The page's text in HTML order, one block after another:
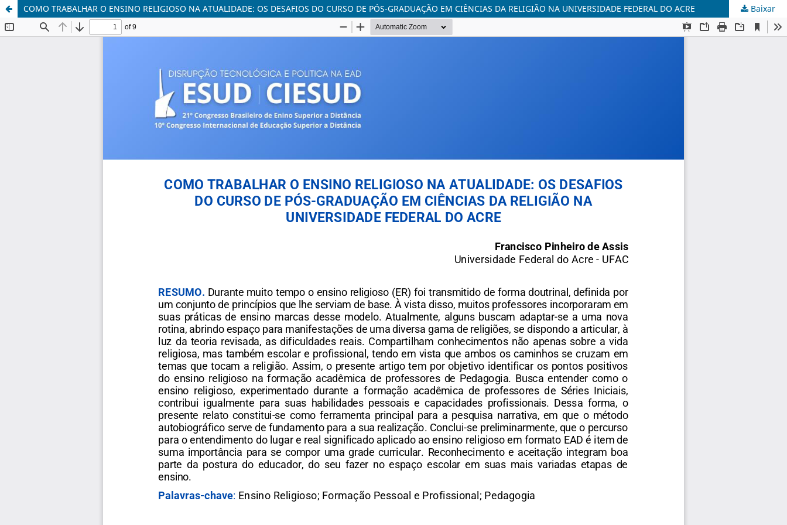
COMO TRABALHAR O ENSINO RELIGIOSO NA ATUALIDADE: OS DESAFIOS DO CURSO DE PÓS-GRADUAÇÃO EM CIÊNCIAS DA RELIGIÃO NA UNIVERSIDADE FEDERAL DO ACRE Baixar